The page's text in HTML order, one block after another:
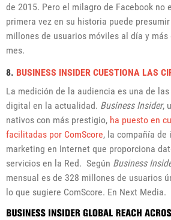
de 2015. Pero el milagro de Facebook no
primera vez en su historia puede
millones de usuarios móviles al día y
mes.
8. BUSINESS INSIDER CUESTIONA LAS
La medición de la audiencia es una de
digital en la actualidad. Business Insider,
nativos con más prestigio, ha puesto en
facilitadas por ComScore, la compañía de
marketing en Internet que proporciona
servicios en la Red. Según Business
mensual es de 328 millones de usuarios
lo que sugiere ComScore. En Next Media.